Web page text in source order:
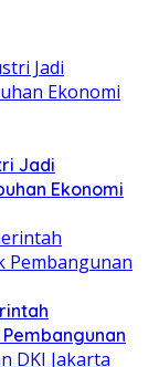
Jadi
Ekonomi